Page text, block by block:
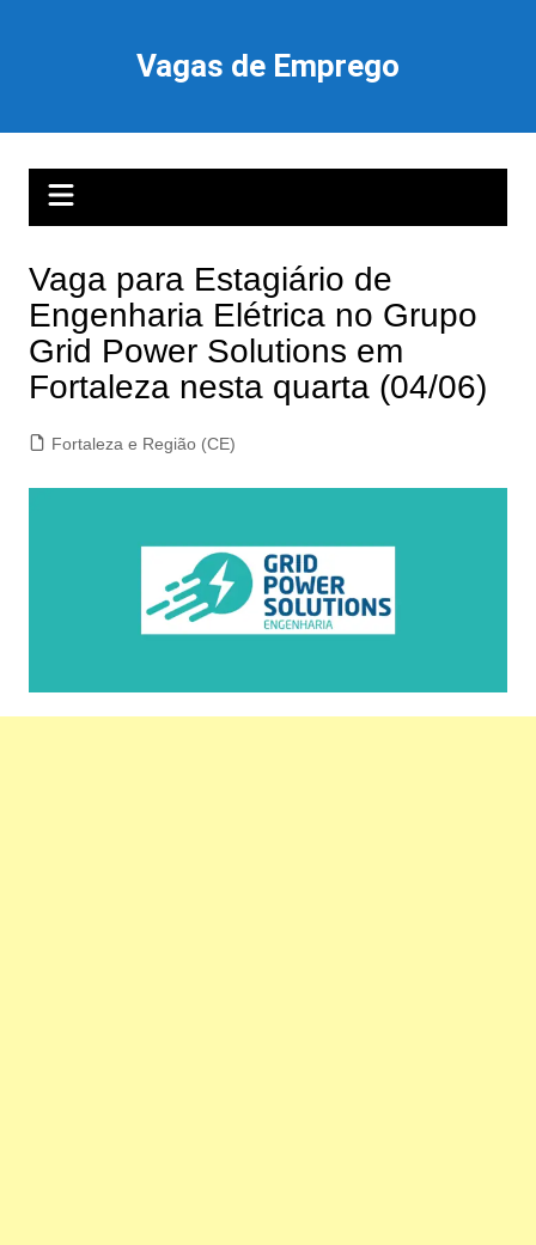
Vagas de Emprego
Vaga para Estagiário de
Engenharia Elétrica no Grupo
Grid Power Solutions em
Fortaleza nesta quarta (04/06)
Fortaleza e Região (CE)